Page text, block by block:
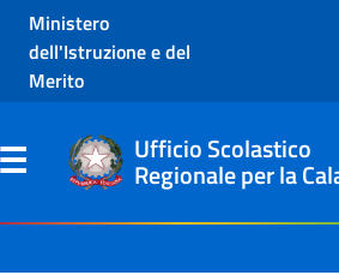
Ministero
dell'Istruzione e del
Merito
Ufficio Scolastico
Regionale per la